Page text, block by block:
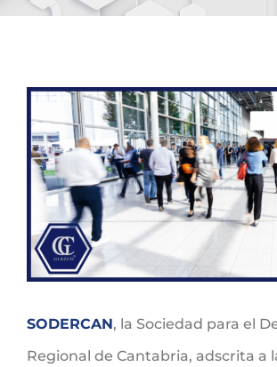
Ver
imagen
más
grande
SODERCAN, la Sociedad para el
Regional de Cantabria, adscrita a